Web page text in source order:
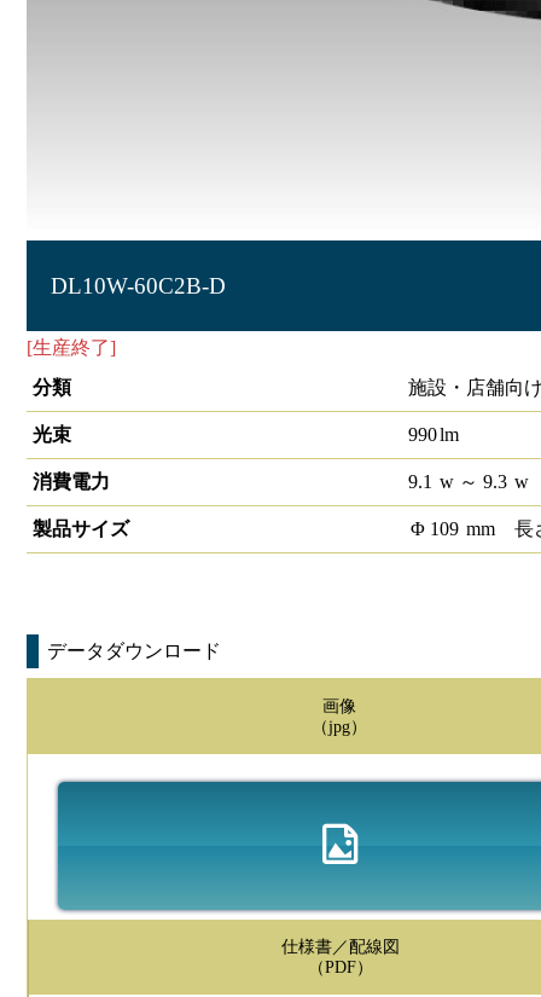
DL10W-60C2B-D
[生産終了]
分類
施設・店舗向
光束 990lm
消費電力 9.1 w～ 9.3 w
製品サイズ Φ 109 mm 長
データダウンロード
画像
（jpg）
仕様書／配線図
（PDF）